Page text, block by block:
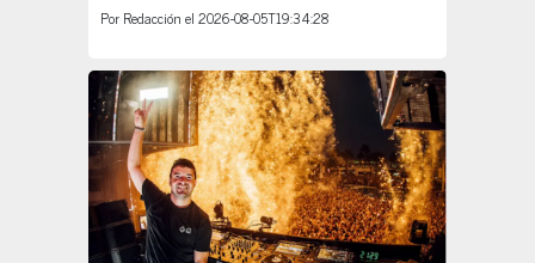
Por Redacción el 2026-08-05T19:34:28